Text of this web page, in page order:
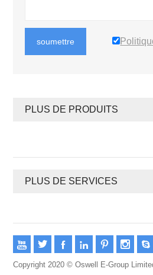
soumettre
PLUS DE PRODUITS
PLUS DE SERVICES
      
Copyright 2020 © Oswell E-Group